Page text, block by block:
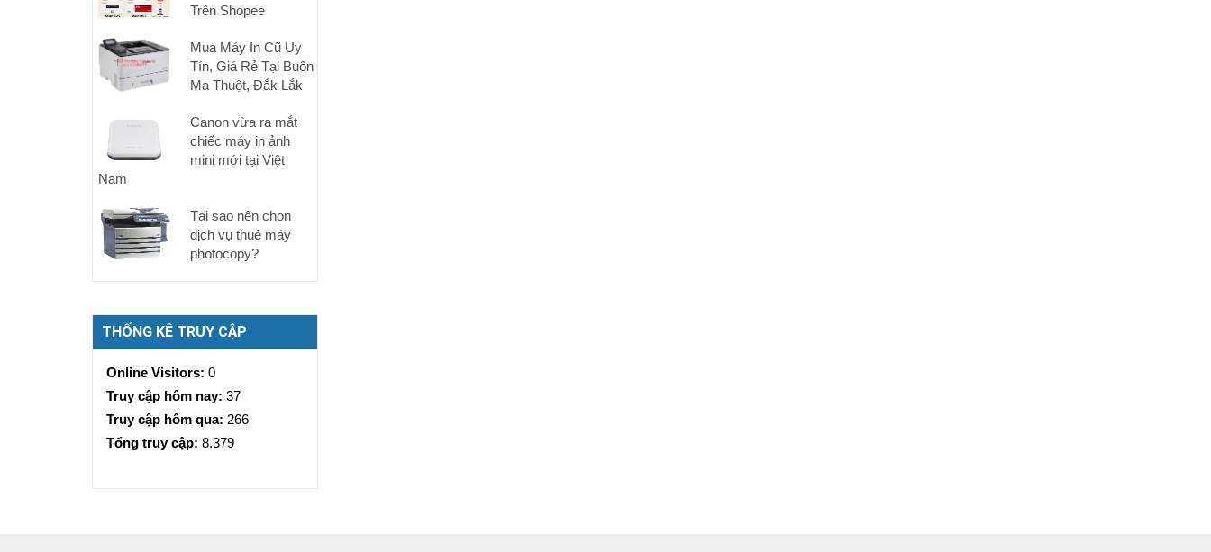
Trên Shopee
Mua Máy In Cũ Uy
Tín, Giá Rẻ Tại Buôn
Ma Thuột, Đắk Lắk
Canon vừa ra mắt
chiếc máy in ảnh
mini mới tại Việt
Nam
Tại sao nên chọn
dịch vụ thuê máy
photocopy?
THỐNG KÊ TRUY CẬP
Online Visitors: 0
Truy cập hôm nay: 37
Truy cập hôm qua: 266
Tổng truy cập: 8.379